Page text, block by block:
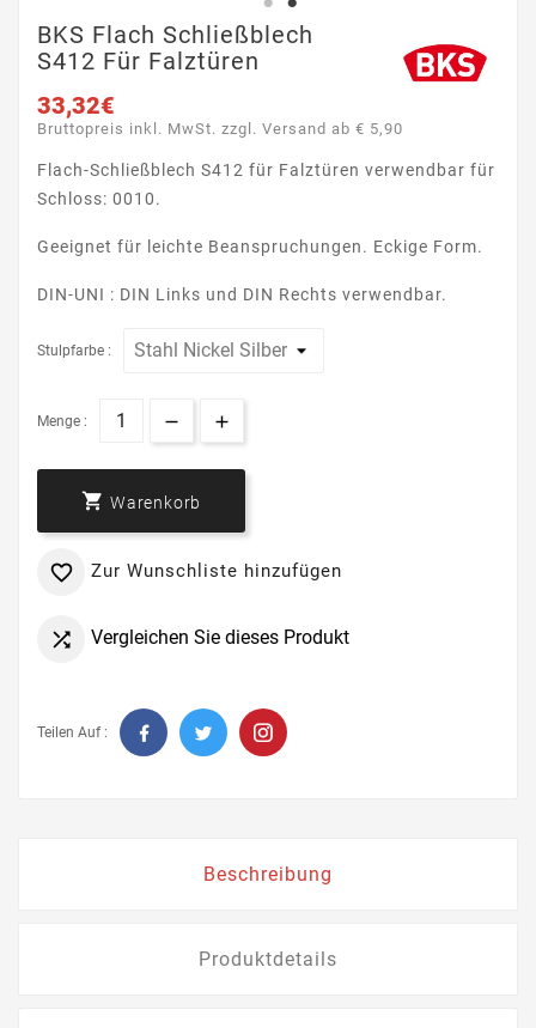
BKS Flach Schließblech
S412 Für Falztüren
33,32€
Bruttopreis inkl. MwSt. zzgl. Versand ab € 5,90
Flach-Schließblech S412 für Falztüren verwendbar für
Schloss: 0010.
Geeignet für leichte Beanspruchungen. Eckige Form.
DIN-UNI : DIN Links und DIN Rechts verwendbar.
Stulpfarbe :
Menge :
 Warenkorb
 Zur Wunschliste hinzufügen
 Vergleichen Sie dieses Produkt
Teilen Auf :
Beschreibung
Produktdetails